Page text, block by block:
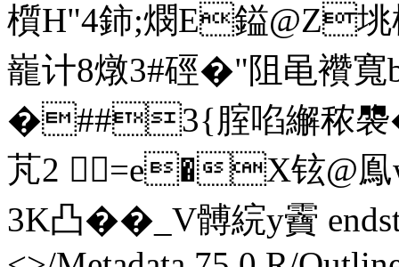
櫍H"4鈰;燘E鎰@Z
巃计8燉3#硜�"阻黾襸
�##3{腟啗繲秾褜
芃2 =e�X铉@鳯
3K凸��_V髆綄y靌